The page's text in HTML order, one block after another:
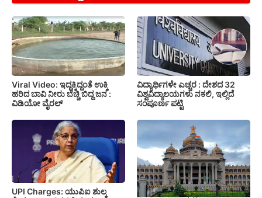
Viral Video: ಇದ್ದಕ್ಕಿದ್ದಂತೆ ಉಕ್ಕಿ
ಹರಿದ ಬಾವಿ ನೀರು ಬೆಚ್ಚಿ ಬಿದ್ದ ಜನ :
ವಿಡಿಯೋ ವೈರಲ್
ವಿದ್ಯಾರ್ಥಿಗಳೇ ಎಚ್ಚರ : ದೇಶದ 32
ವಿಶ್ವವಿದ್ಯಾಲಯಗಳು ನಕಲಿ, ಇಲ್ಲಿದೆ
ಸಂಪೂರ್ಣ ಪಟ್ಟಿ
UPI Charges: ಯುಪಿಐ ಶುಲ್ಕ